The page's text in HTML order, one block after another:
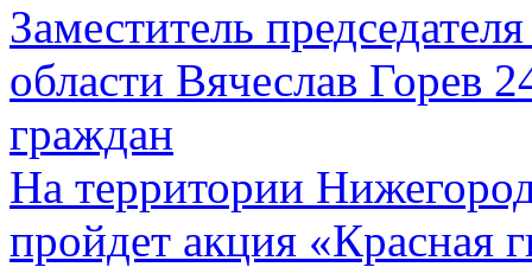
Заместитель
области Вячеслав Горев
граждан
На территории
пройдет акция «Красная